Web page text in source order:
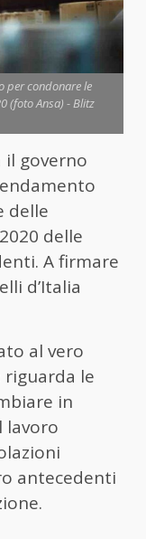
per condonare le
(foto Ansa) - Blitz
il governo
delle
delle
A firmare
d’Italia
al vero
le
in
lavoro
antecedenti